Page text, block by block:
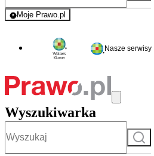
Moje Prawo.pl
- rejestracja i logowanie do serwisu
Nasze serwisy
Wyszukiwarka
Szukaj